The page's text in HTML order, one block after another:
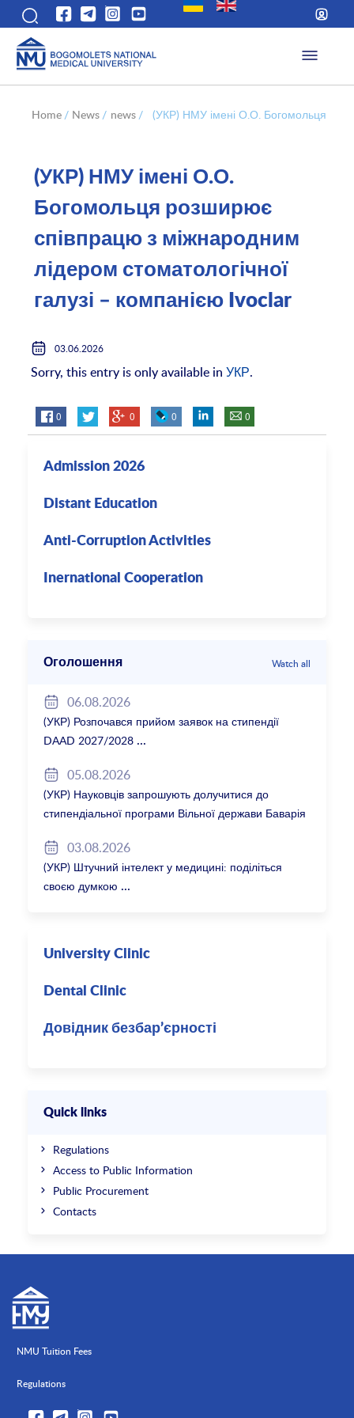
Home / News / news / (УКР) НМУ імені О.О. Богомольця
(УКР) НМУ імені О.О.
Богомольця розширює
співпрацю з міжнародним
лідером стоматологічної
галузі – компанією Ivoclar
03.06.2026
Sorry, this entry is only available inУКР.
0 0 0 0
Admission 2026
Distant Education
Anti-Corruption Activities
Inernational Cooperation
Оголошення Watch all
06.08.2026
(УКР) Розпочався прийом заявок на стипендії
DAAD 2027/2028
05.08.2026
(УКР) Науковців запрошують долучитися до
стипендіальної програми Вільної держави Баварія
03.08.2026
(УКР) Штучний інтелект у медицині: поділіться
своєю думкою
University Clinic
Dental Clinic
Довідник безбар’єрності
Quick links
Regulations
Access to Public Information
Public Procurement
Contacts
NMU Tuition Fees
Regulations